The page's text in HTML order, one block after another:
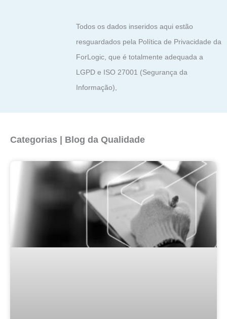
Todos os dados inseridos aqui estão
resguardados pela Política de Privacidade da
ForLogic, que é totalmente adequada a
LGPD e ISO 27001 (Segurança da
Informação),
Categorias | Blog da Qualidade